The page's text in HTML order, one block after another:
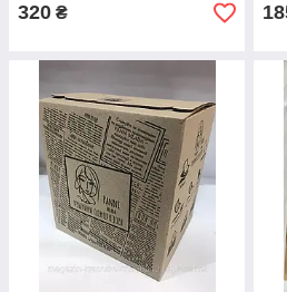
320 ₴